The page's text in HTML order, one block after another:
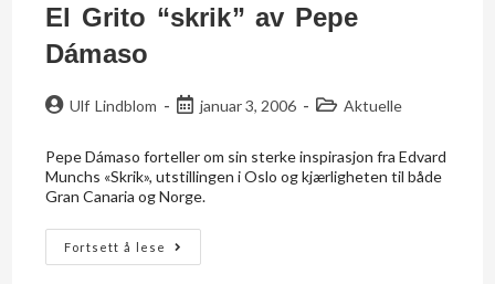
El Grito “skrik” av Pepe
Dámaso
Ulf Lindblom januar 3, 2006 Aktuelle
Pepe Dámaso forteller om sin sterke inspirasjon fra Edvard
Munchs «Skrik», utstillingen i Oslo og kjærligheten til både
Gran Canaria og Norge.
Fortsett å lese